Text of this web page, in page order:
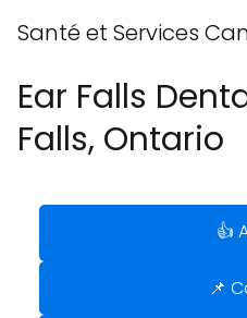
Santé et Services
Ear Falls
Falls, Ontario
👍
📌